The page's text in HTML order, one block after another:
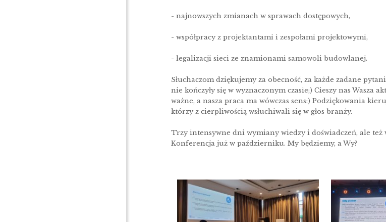
- najnowszych zmianach w sprawach dostępowych,
- współpracy z projektantami i zespołami projektowymi,
- legalizacji sieci ze znamionami samowoli budowlanej.
Słuchaczom dziękujemy za obecność, za każde zadane
nie kończyły się w wyznaczonym czasie;) Cieszy nas Wasza
ważne, a nasza praca ma wówczas sens:) Podziękowania
którzy z cierpliwością wsłuchiwali się w głos branży.
Trzy intensywne dni wymiany wiedzy i doświadczeń, ale
Konferencja już w październiku. My będziemy, a Wy?